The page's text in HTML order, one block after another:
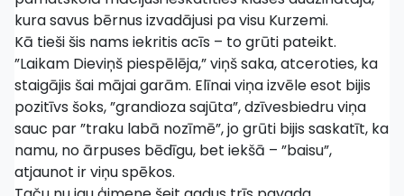
kura savus bērnus izvadājusi pa visu Kurzemi.
Kā tieši šis nams iekritis acīs – to grūti pateikt.
”Laikam Dieviņš piespēlēja,” viņš saka, atceroties, ka
staigājis šai mājai garām. Elīnai viņa izvēle esot bijis
pozitīvs šoks, ”grandioza sajūta”, dzīvesbiedru viņa
sauc par ”traku labā nozīmē”, jo grūti bijis saskatīt, ka
namu, no ārpuses bēdīgu, bet iekšā – ”baisu”,
atjaunot ir viņu spēkos.